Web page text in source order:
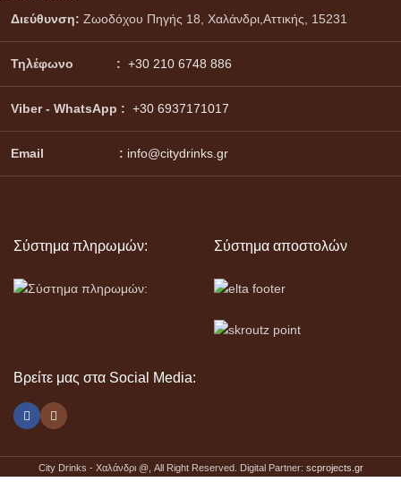
Διεύθυνση: Ζωοδόχου Πηγής 18, Χαλάνδρι,Αττικής, 15231
Τηλέφωνο : +30 210 6748 886
Viber - WhatsApp : +30 6937171017
Email : info@citydrinks.gr
Σύστημα πληρωμών: Σύστημα αποστολών
Βρείτε μας στα Social Media:
City Drinks - Χαλάνδρι @, All Right Reserved. Digital Partner: scprojects.gr